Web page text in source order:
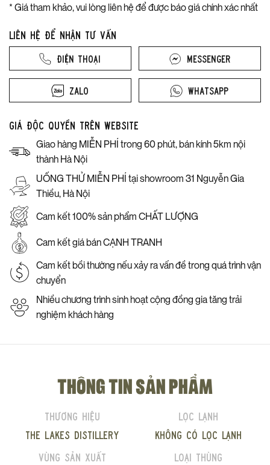
* Giá tham khảo, vui lòng liên hệ để được báo giá chính xác nhất
Liên hệ để nhận tư vấn
Điện thoại
Zalo
Messenger
Whatsapp
Giá độc quyền trên website
Giao hàng MIỄN PHÍ trong 60 phút, bán kính 5km nội
thành Hà Nội
UỐNG THỬ MIỄN PHÍ tại showroom 31 Nguyễn Gia
Thiều, Hà Nội
Cam kết 100% sản phẩm CHẤT LƯỢNG
Cam kết giá bán CẠNH TRANH
Cam kết bồi thường nếu xảy ra vấn đề trong quá trình vận
chuyển
Nhiều chương trình sinh hoạt cộng đồng gia tăng trải
nghiệm khách hàng
THÔNG TIN SẢN PHẨM
Thương hiệu
The Lakes Distillery
Lọc lạnh
Không có lọc lạnh
Vùng sản xuất
Loại thùng